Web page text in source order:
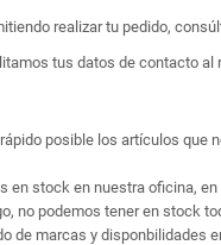
realizar tu pedido,
tus datos de contacto
posible los artículos que
en stock en nuestra oficina, en
no podemos tener en stock
de marcas y disponbilidades